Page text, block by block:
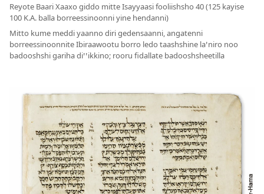
Reyote Baari Xaaxo giddo mitte Isayyaasifooliishsho 40(125 kayise
100 K.A. balla borreessinoonni yine hendanni)
Mitto kume meddi yaanno diri gedensaanni, angatenni
borreessinoonnite Ibiraawootu borro ledo taashshine laꞌniro noo
badooshshi gariha diꞌꞌikkino; rooru fidallate badooshsheetilla